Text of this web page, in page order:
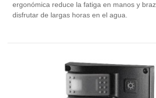
ergonómica reduce la fatiga en manos y
disfrutar de largas horas en el agua.